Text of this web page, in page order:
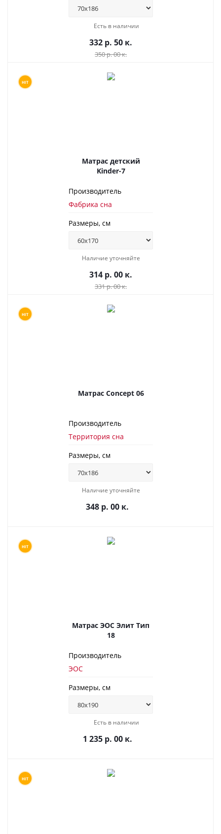
Есть в наличии
332 р. 50 к.
350 р. 00 к.
HIT
Матрас детский
Kinder-7
Производитель
Фабрика сна
Размеры, см
Наличие уточняйте
314 р. 00 к.
331 р. 00 к.
HIT
Матрас Concept 06
Производитель
Территория сна
Размеры, см
Наличие уточняйте
348 р. 00 к.
HIT
Матрас ЭОС Элит Тип
18
Производитель
ЭОС
Размеры, см
Есть в наличии
1 235 р. 00 к.
HIT